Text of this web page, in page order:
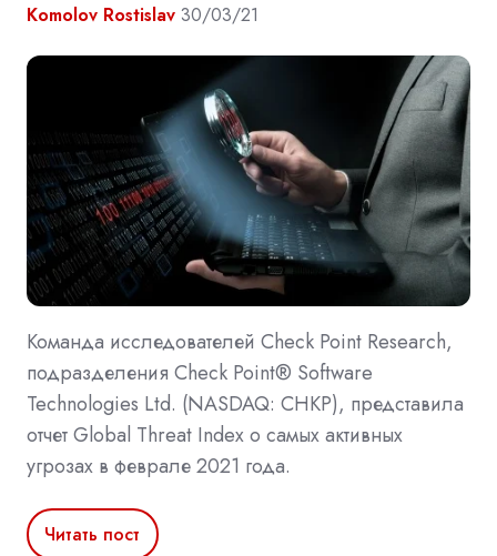
Komolov Rostislav 30/03/21
Команда исследователей Check Point Research,
подразделения Check Point® Software
Technologies Ltd. (NASDAQ: CHKP), представила
отчет Global Threat Index о самых активных
угрозах в феврале 2021 года.
Читать пост